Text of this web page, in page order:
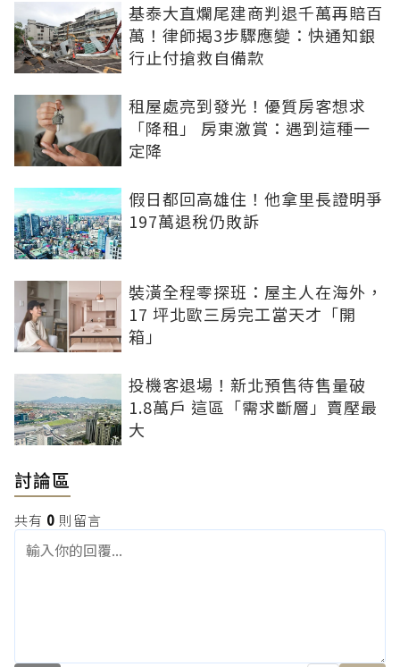
基泰大直爛尾建商判退千萬再賠百
萬！律師揭3步驟應變：快通知銀
行止付搶救自備款
租屋處亮到發光！優質房客想求
「降租」 房東激賞：遇到這種一
定降
假日都回高雄住！他拿里長證明爭
197萬退稅仍敗訴
裝潢全程零探班：屋主人在海外，
17 坪北歐三房完工當天才「開
箱」
投機客退場！新北預售待售量破
1.8萬戶 這區「需求斷層」賣壓最
大
討論區
共有 0 則留言